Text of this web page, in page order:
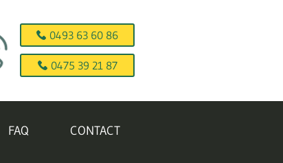
0493 63 60 86
0475 39 21 87
FAQ CONTACT